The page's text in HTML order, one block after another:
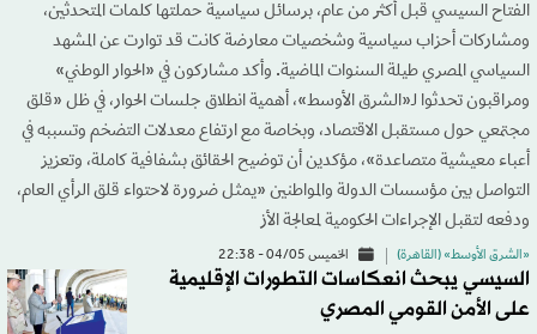
الفتاح السيسي قبل أكثر من عام، برسائل سياسية حملتها كلمات المتحدثين،
ومشاركات أحزاب سياسية وشخصيات معارضة كانت قد توارت عن المشهد
السياسي المصري طيلة السنوات الماضية. وأكد مشاركون في «الحوار الوطني»
ومراقبون تحدثوا لـ«الشرق الأوسط»، أهمية انطلاق جلسات الحوار، في ظل «قلق
مجتمعي حول مستقبل الاقتصاد، وبخاصة مع ارتفاع معدلات التضخم وتسببه في
أعباء معيشية متصاعدة»، مؤكدين أن توضيح الحقائق بشفافية كاملة، وتعزيز
التواصل بين مؤسسات الدولة والمواطنين «يمثل ضرورة لاحتواء قلق الرأي العام،
ودفعه لتقبل الإجراءات الحكومية لمعالجة الأز
«الشرق الأوسط» (القاهرة) الخميس 04/05 - 22:38
السيسي يبحث انعكاسات التطورات الإقليمية
على الأمن القومي المصري